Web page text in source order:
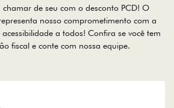
chamar de seu com o desconto PCD! O
nosso comprometimento com a
a todos! Confira se você tem
fiscal e conte com nossa equipe.